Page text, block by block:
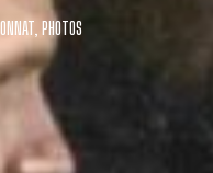
, PHOTOS